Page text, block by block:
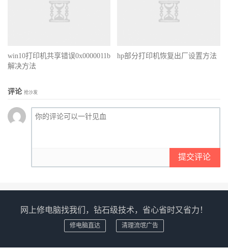
win10打印机共享错误0x0000011b
解决方法
hp部分打印机恢复出厂设置方法
评论 抢沙发
提交评论
网上修电脑找我们，钻石级技术，省心省时又省力！
修电脑直达 清理流氓广告